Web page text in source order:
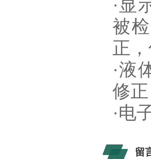
·显
被
正
·液
修
·电
留